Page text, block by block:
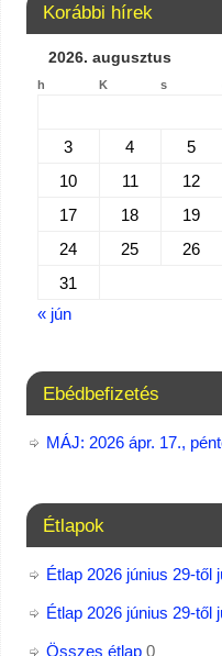
Korábbi hírek
2026. augusztus
h K s
3
4 5
10
11 12
17
18 19
24
25 26
31
« jún
Ebédbefizetés
MÁJ: 2026 ápr. 17.,
Étlapok
Étlap 2026 június 29-től
Étlap 2026 június 29-től
Összes étlap0